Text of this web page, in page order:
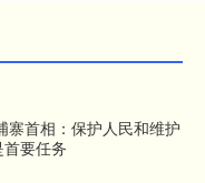
寨首相：保护人民和维护
要任务